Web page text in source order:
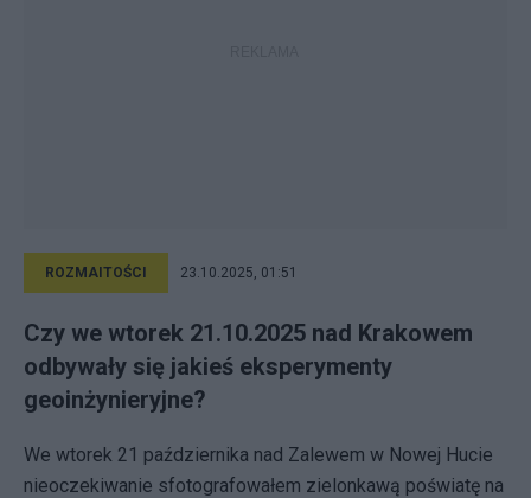
ROZMAITOŚCI 23.10.2025, 01:51
Czy we wtorek 21.10.2025 nad Krakowem
odbywały się jakieś eksperymenty
geoinżynieryjne?
We wtorek 21 października nad Zalewem w Nowej Hucie
nieoczekiwanie sfotografowałem zielonkawą poświatę na